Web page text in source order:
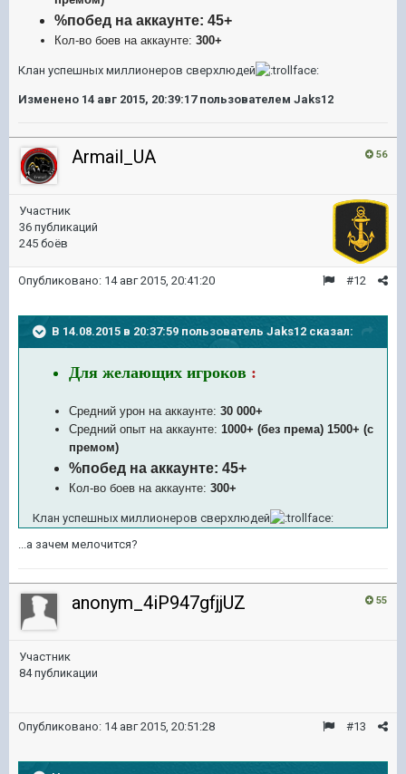
%побед на аккаунте: 45+
Кол-во боев на аккаунте: 300+
Клан успешных миллионеров сверхлюдей
Изменено 14 авг 2015, 20:39:17пользователем Jaks12
56
Armail_UA
Участник
36 публикаций
245 боёв
#12
Опубликовано: 14 авг 2015, 20:41:20
В 14.08.2015 в 20:37:59 пользователь Jaks12 сказал:
Для желающих игроков :
Средний урон на аккаунте: 30 000+
Средний опыт на аккаунте: 1000+ (без према) 1500+ (с
премом)
%побед на аккаунте: 45+
Кол-во боев на аккаунте: 300+
Клан успешных миллионеров сверхлюдей
...а зачем мелочится?
55
anonym_4iP947gfjjUZ
Участник
84 публикации
#13
Опубликовано: 14 авг 2015, 20:51:28